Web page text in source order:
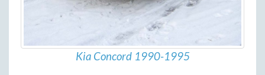
Kia Concord 1990-1995